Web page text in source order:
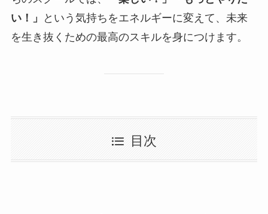
い！」
という気持ちをエネルギーに変えて、未来
を生き抜くための最高のスキルを身につけます。
目次